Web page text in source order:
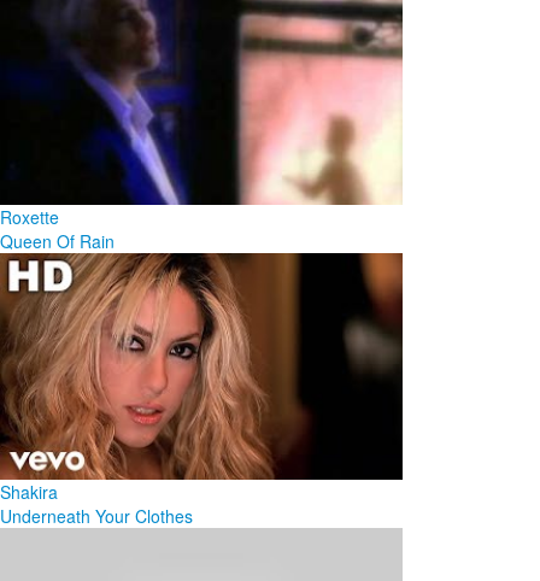
Roxette
Queen Of Rain
Shakira
Underneath Your Clothes